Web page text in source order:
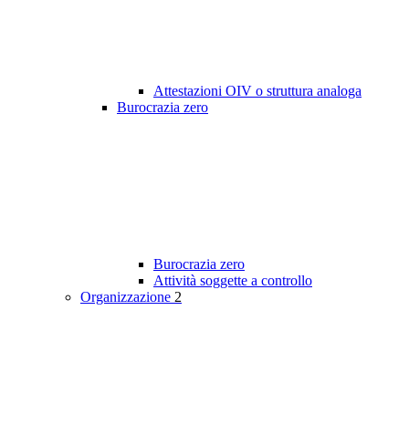
Attestazioni OIV o struttura analoga
Burocrazia zero
Burocrazia zero
Attività soggette a controllo
Organizzazione 2